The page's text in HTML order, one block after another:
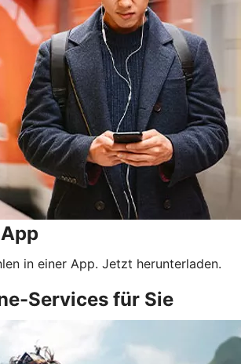
in einer App. Jetzt herunterladen.
Services für Sie